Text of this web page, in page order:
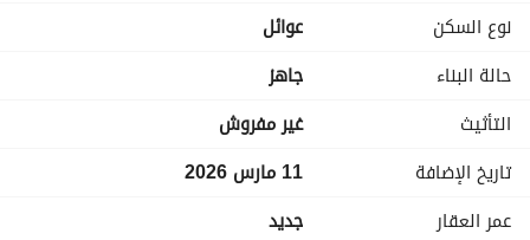
سباكة داخليه حراري بضمان 25 سنه
ضمان على الادوات الصحيه والكهربائيه استبدال لمدة سنتين مجانا
الشقق الارضيه بأحواش خاصه ومدخل سيارة
عازل اسطح حراري بضمان 10 سنوات
نوع السكن
عوائل
حالة البناء
جاهز
التأثيث
غير مفروش
تاريخ الإضافة
11 مارس 2026
عمر العقار
جديد